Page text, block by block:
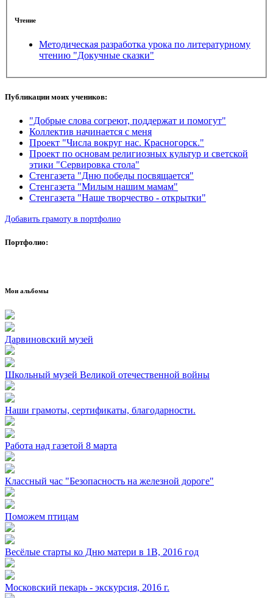
Чтение
Методическая разработка урока по литературному
чтению "Докучные сказки"
Публикации моих учеников:
"Добрые слова согреют, поддержат и помогут"
Коллектив начинается с меня
Проект "Числа вокруг нас. Красногорск."
Проект по основам религиозных культур и светской
этики "Сервировка стола"
Стенгазета "Дню победы посвящается"
Стенгазета "Милым нашим мамам"
Стенгазета "Наше творчество - открытки"
Добавить грамоту в портфолио
Портфолио:
Мои альбомы
Дарвиновский музей
Школьный музей Великой отечественной войны
Наши грамоты, сертификаты, благодарности.
Работа над газетой 8 марта
Классный час "Безопасность на железной дороге"
Поможем птицам
Весёлые старты ко Дню матери в 1В, 2016 год
Московский пекарь - экскурсия, 2016 г.